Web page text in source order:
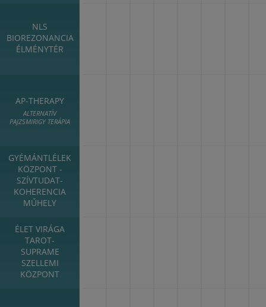
NLS
BIOREZONANCIA
ÉLMÉNYTÉR
AP-THERAPY
ALTERNATÍV
PAJZSMIRIGY TERÁPIA
GYÉMÁNTLÉLEK
KÖZPONT -
SZÍVTUDAT-
KOHERENCIA
MŰHELY
ÉLET VIRÁGA
TAROT-
SUPRAME
SZELLEMI
KÖZPONT